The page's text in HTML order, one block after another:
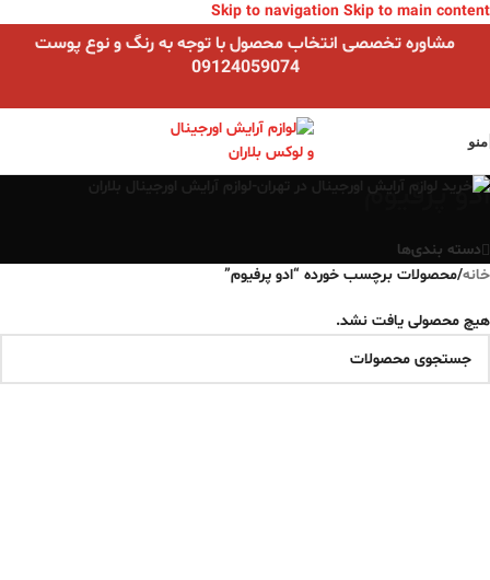
Skip to navigation Skip to main content
مشاوره تخصصی انتخاب محصول با توجه به رنگ و نوع پوست
09124059074
منو
ادو پرفیوم
دسته بندی‌ها
خانه/محصولات برچسب خورده “ادو پرفیوم”
هیچ محصولی یافت نشد.